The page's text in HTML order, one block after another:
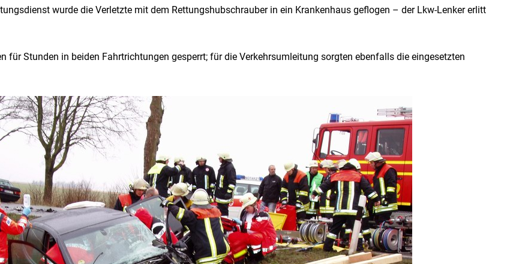
wurde die Verletzte mit dem Rettungshubschrauber in ein Krankenhaus geflogen – der Lkw-Lenker erlitt
für Stunden in beiden Fahrtrichtungen gesperrt; für die Verkehrsumleitung sorgten ebenfalls die eingesetzten